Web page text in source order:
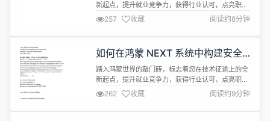
新起点，提升就业竞争力，获得行业认可，点亮职业
成长先机，快人一步抢占未来应用开发赛道！
https://developer.huawei.com/consumer/cn/training/
cert-detail/101666948302721398?
257 收藏 阅读约8分钟
如何在鸿蒙 NEXT 系统中构建安全
的数据防泄漏体系
踏入鸿蒙世界的敲门砖，标志着您在技术征途上的全
新起点，提升就业竞争力，获得行业认可，点亮职业
成长先机，快人一步抢占未来应用开发赛道！
https://developer.huawei.com/consumer/cn/training/
cert-detail/101666948302721398?
262 收藏 阅读约9分钟